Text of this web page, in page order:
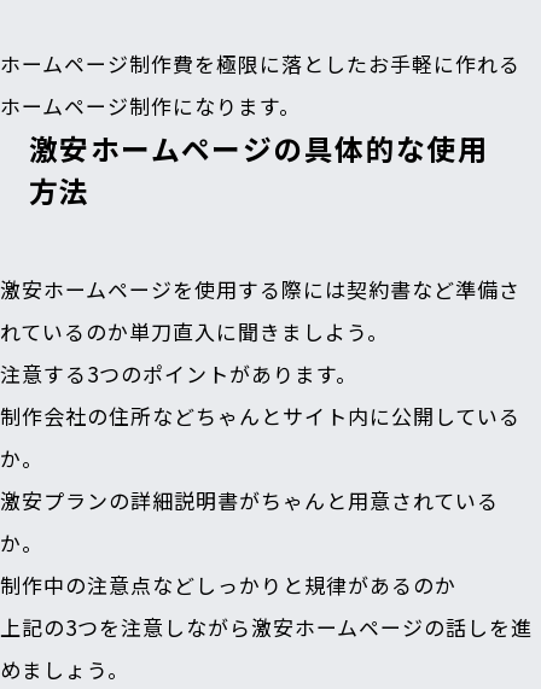
ホームページ制作費を極限に落としたお手軽に作れる
ホームページ制作になります。
激安ホームページの具体的な使用
方法
激安ホームページを使用する際には契約書など準備さ
れているのか単刀直入に聞きましよう。
注意する3つのポイントがあります。
制作会社の住所などちゃんとサイト内に公開している
か。
激安プランの詳細説明書がちゃんと用意されている
か。
制作中の注意点などしっかりと規律があるのか
上記の3つを注意しながら激安ホームページの話しを進
めましょう。